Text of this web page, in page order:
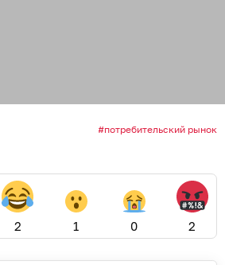
потребительский рынок
2 1 0 2